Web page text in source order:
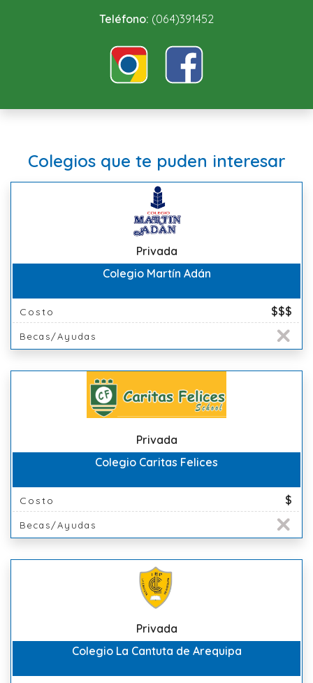
Teléfono: (064)391452
Colegios que te puden interesar
Privada
Colegio Martín Adán
Costo $$$
Becas/Ayudas
Privada
Colegio Caritas Felices
Costo $
Becas/Ayudas
Privada
Colegio La Cantuta de Arequipa